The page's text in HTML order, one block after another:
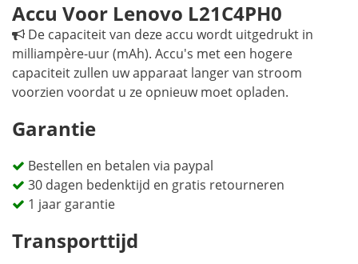
Accu Voor Lenovo L21C4PH0
De capaciteit van deze accu wordt uitgedrukt in
milliampère-uur (mAh). Accu's met een hogere
capaciteit zullen uw apparaat langer van stroom
voorzien voordat u ze opnieuw moet opladen.
Garantie
Bestellen en betalen via paypal
30 dagen bedenktijd en gratis retourneren
1 jaar garantie
Transporttijd